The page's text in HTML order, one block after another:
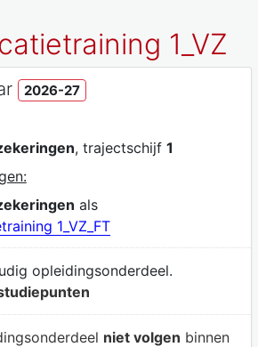
1_VZ
2026-27
, trajectschijf 1
als
1_VZ_FT
opleidingsonderdeel.
niet volgen binnen